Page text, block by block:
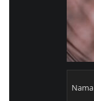
Nama